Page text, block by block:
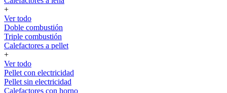
+
Ver todo
Doble combustión
Triple combustión
Calefactores a pellet
+
Ver todo
Pellet con electricidad
Pellet sin electricidad
Calefactores con horno